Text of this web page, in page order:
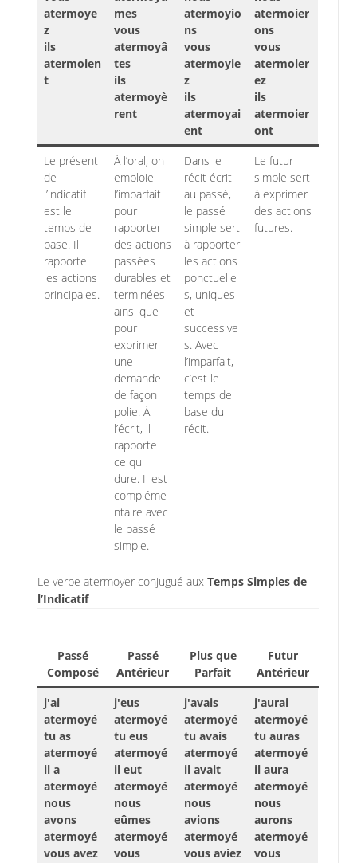
atermoye
z
ils
atermoien
t
mes
vous
atermoyâ
tes
ils
atermoyè
rent
atermoyio
ns
vous
atermoyie
z
ils
atermoyai
ent
atermoier
ons
vous
atermoier
ez
ils
atermoier
ont
Le présent
de
l’indicatif
est le
temps de
base. Il
rapporte
les actions
principales.
À l’oral, on
emploie
l’imparfait
pour
rapporter
des actions
passées
durables et
terminées
ainsi que
pour
exprimer
une
demande
de façon
polie. À
l’écrit, il
rapporte
ce qui
dure. Il est
compléme
ntaire avec
le passé
simple.
Dans le
récit écrit
au passé,
le passé
simple sert
à rapporter
les actions
ponctuelle
s, uniques
et
successive
s. Avec
l’imparfait,
c’est le
temps de
base du
récit.
Le futur
simple sert
à exprimer
des actions
futures.
Le verbe atermoyer conjugué aux Temps Simples de
l’Indicatif
Passé
Composé
Passé
Antérieur
Plus que
Parfait
Futur
Antérieur
j'ai
atermoyé
tu as
atermoyé
il a
atermoyé
nous
avons
atermoyé
vous avez
j'eus
atermoyé
tu eus
atermoyé
il eut
atermoyé
nous
eûmes
atermoyé
vous
j'avais
atermoyé
tu avais
atermoyé
il avait
atermoyé
nous
avions
atermoyé
vous aviez
j'aurai
atermoyé
tu auras
atermoyé
il aura
atermoyé
nous
aurons
atermoyé
vous